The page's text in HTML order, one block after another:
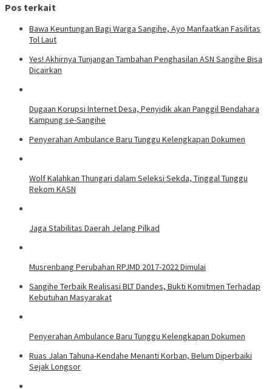
Pos terkait
Bawa Keuntungan Bagi Warga Sangihe, Ayo Manfaatkan Fasilitas
Tol Laut
Yes! Akhirnya Tunjangan Tambahan Penghasilan ASN Sangihe Bisa
Dicairkan
Dugaan Korupsi Internet Desa, Penyidik akan Panggil Bendahara
Kampung se-Sangihe
Penyerahan Ambulance Baru Tunggu Kelengkapan Dokumen
Wolf Kalahkan Thungari dalam Seleksi Sekda, Tinggal Tunggu
Rekom KASN
Jaga Stabilitas Daerah Jelang Pilkad
Musrenbang Perubahan RPJMD 2017-2022 Dimulai
Sangihe Terbaik Realisasi BLT Dandes, Bukti Komitmen Terhadap
Kebutuhan Masyarakat
Penyerahan Ambulance Baru Tunggu Kelengkapan Dokumen
Ruas Jalan Tahuna-Kendahe Menanti Korban, Belum Diperbaiki
Sejak Longsor